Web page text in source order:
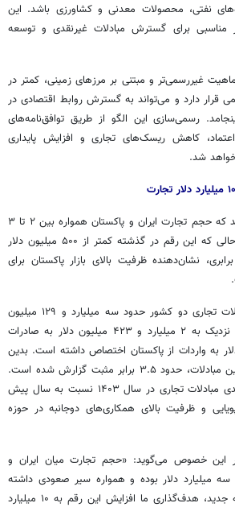
نفتی، محصولات معدنی و کشاورزی باشد. این
مناسبی برای گسترش مبادلات غیرنقدی و توسعه
غیررسمی‌تر و مبتنی بر مرزهای زمینی، کمتر در
قرار دارد و می‌تواند به گسترش روابط اقتصادی در
رسمی‌سازی این الگو از طریق توافق‌نامه‌های
کاهش ریسک‌های تجاری و افزایش پایداری
شد.
آمارهای رسمی نشان می‌دهد که حجم تجارت ایران و پاکستان همواره بین ۲ تا ۳
میلیارد دلار عبور کرده، در حالی که این رقم در گذشته کمتر از ۵۰۰ میلیون دلار
نشان‌دهنده ظرفیت بالای بازار پاکستان برای
بر همین اساس حجم مبادلات تجاری دو کشور حدود سه میلیارد و ۱۲۹ میلیون
دلار بوده که از این میزان، نزدیک به ۲ میلیارد و ۴۲۳ میلیون دلار به صادرات
۷۰۶ میلیون دلار به واردات از پاکستان اختصاص داشته است. بدین
ترتیب تراز تجاری ایران در این مبادلات، حدود ۳.۵ برابر مثبت گزارش شده است.
همچنین افزایش ۱۳.۶ درصدی مبادلات تجاری در سال ۱۴۰۳ نسبت به سال پیش
و ظرفیت بالای همکاری‌های دوجانبه در حوزه
این خصوص می‌گوید: «حجم تجارت میان ایران و
میلیارد دلار بوده و همواره سیر صعودی داشته
است. در چارچوب توافق‌نامه جدید، هدف‌گذاری ما افزایش این رقم به ۱۰ میلیارد